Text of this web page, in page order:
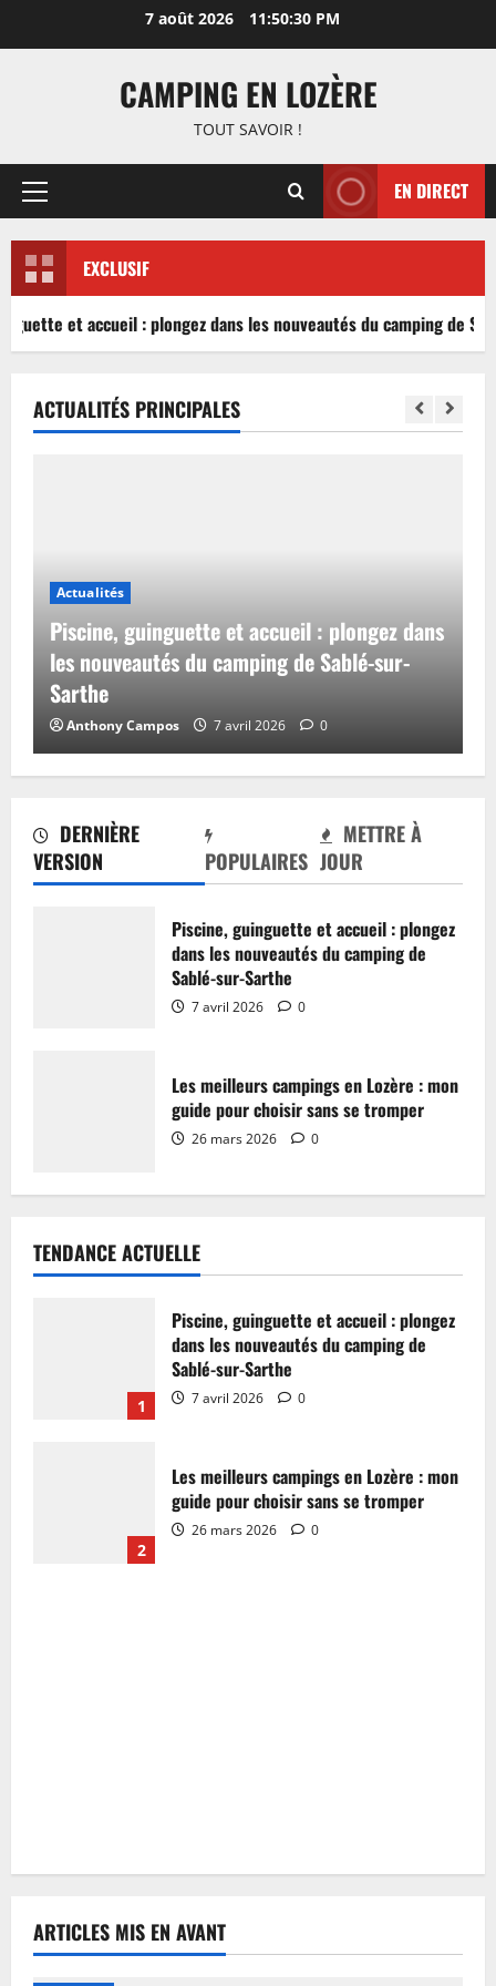
7 août 2026 11:50:30 PM
CAMPING EN LOZÈRE
TOUT SAVOIR !
Menu
EN DIRECT
EXCLUSIF
et accueil : plongez dans les nouveautés du camping de
DERNIÈRE
VERSION
POPULAIRES
METTRE À
JOUR
Piscine, guinguette et accueil : plongez
dans les nouveautés du camping de
Sablé-sur-Sarthe
7 avril 2026 0
Les meilleurs campings en Lozère : mon
guide pour choisir sans se tromper
26 mars 2026 0
ACTUALITÉS PRINCIPALES
Actualités
Piscine, guinguette et accueil : plongez dans
les nouveautés du camping de Sablé-sur-
Sarthe
Anthony Campos 7 avril 2026 0
TENDANCE ACTUELLE
1
Piscine, guinguette et accueil : plongez
dans les nouveautés du camping de
Sablé-sur-Sarthe
7 avril 2026 0
2
Les meilleurs campings en Lozère : mon
guide pour choisir sans se tromper
26 mars 2026 0
ARTICLES MIS EN AVANT